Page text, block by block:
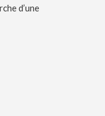
d’une